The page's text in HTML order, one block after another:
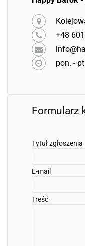
+48
pon. -
Formularz
Tytuł zgłoszenia
E-mail
Treść